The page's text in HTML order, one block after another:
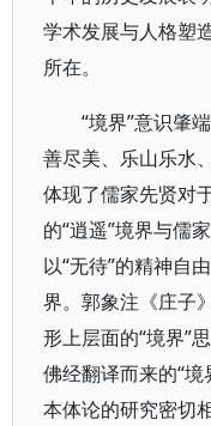
学术发展与人格塑
所在。
“境界”意识肇
善尽美、乐山乐水
体现了儒家先贤对
的“逍遥”境界与儒
以“无待”的精神自
界。郭象注《庄子
形上层面的“境界”
佛经翻译而来的“
本体论的研究密切